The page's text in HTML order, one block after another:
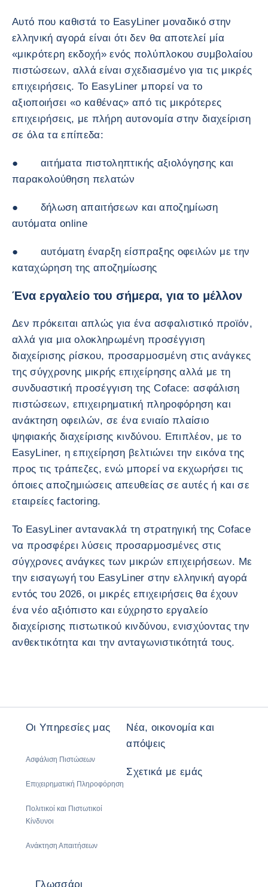
Αυτό που καθιστά το EasyLiner μοναδικό στην
ελληνική αγορά είναι ότι δεν θα αποτελεί μία
«μικρότερη εκδοχή» ενός πολύπλοκου συμβολαίου
πιστώσεων, αλλά είναι σχεδιασμένο για τις μικρές
επιχειρήσεις. Το EasyLiner μπορεί να το
αξιοποιήσει «ο καθένας» από τις μικρότερες
επιχειρήσεις, με πλήρη αυτονομία στην διαχείριση
σε όλα τα επίπεδα:
● αιτήματα πιστοληπτικής αξιολόγησης και
παρακολούθηση πελατών
● δήλωση απαιτήσεων και αποζημίωση
αυτόματα online
● αυτόματη έναρξη είσπραξης οφειλών με την
καταχώρηση της αποζημίωσης
Ένα εργαλείο του σήμερα, για το μέλλον
Δεν πρόκειται απλώς για ένα ασφαλιστικό προϊόν,
αλλά για μια ολοκληρωμένη προσέγγιση
διαχείρισης ρίσκου, προσαρμοσμένη στις ανάγκες
της σύγχρονης μικρής επιχείρησης αλλά με τη
συνδυαστική προσέγγιση της Coface: ασφάλιση
πιστώσεων, επιχειρηματική πληροφόρηση και
ανάκτηση οφειλών, σε ένα ενιαίο πλαίσιο
ψηφιακής διαχείρισης κινδύνου. Επιπλέον, με το
EasyLiner, η επιχείρηση βελτιώνει την εικόνα της
προς τις τράπεζες, ενώ μπορεί να εκχωρήσει τις
όποιες αποζημιώσεις απευθείας σε αυτές ή και σε
εταιρείες factoring.
Το EasyLiner αντανακλά τη στρατηγική της Coface
να προσφέρει λύσεις προσαρμοσμένες στις
σύγχρονες ανάγκες των μικρών επιχειρήσεων. Με
την εισαγωγή του EasyLiner στην ελληνική αγορά
εντός του 2026, οι μικρές επιχειρήσεις θα έχουν
ένα νέο αξιόπιστο και εύχρηστο εργαλείο
διαχείρισης πιστωτικού κινδύνου, ενισχύοντας την
ανθεκτικότητα και την ανταγωνιστικότητά τους.
Οι Υπηρεσίες μας
Ασφάλιση Πιστώσεων
Επιχειρηματική Πληροφόρηση
Πολιτικοί και Πιστωτικοί
Κίνδυνοι
Ανάκτηση Απαιτήσεων
Νέα, οικονομία και
απόψεις
Σχετικά με εμάς
Γλωσσάρι